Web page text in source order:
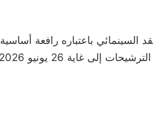
السينمائي باعتباره رافعة أساسية